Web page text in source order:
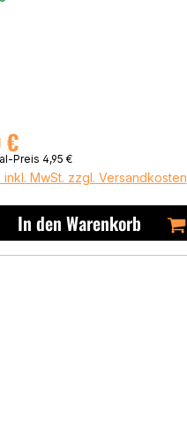
€
Preis Regulärer Preis:
4,95 €
inkl. MwSt. zzgl. Versandkosten
In den Warenkorb